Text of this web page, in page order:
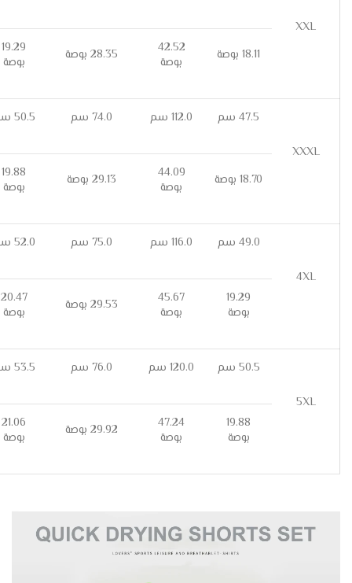
XXL
18.11 بوصة
42.52
بوصة
28.35 بوصة
19.29
بوصة
XXXL
47.5 سم 112.0 سم 74.0 سم 50.5 سم
18.70 بوصة
44.09
بوصة
29.13 بوصة
19.88
بوصة
4XL
49.0 سم 116.0 سم 75.0 سم 52.0 سم
19.29
بوصة
45.67
بوصة
29.53 بوصة
20.47
بوصة
5XL
50.5 سم 120.0 سم 76.0 سم 53.5 سم
19.88
بوصة
47.24
بوصة
29.92 بوصة
21.06
بوصة